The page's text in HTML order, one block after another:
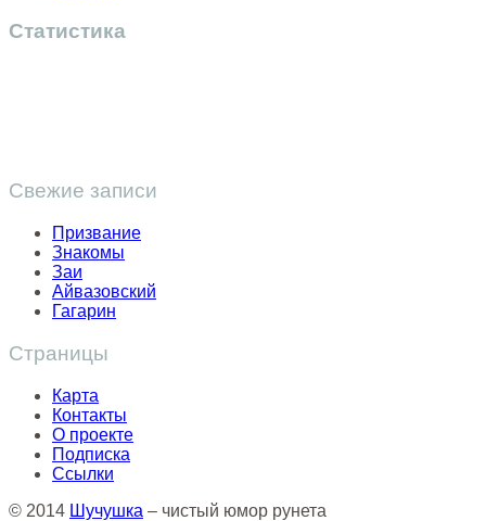
Статистика
Свежие записи
Призвание
Знакомы
Заи
Айвазовский
Гагарин
Страницы
Карта
Контакты
О проекте
Подписка
Ссылки
© 2014 Шучушка – чистый юмор рунета